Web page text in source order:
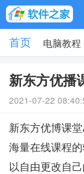
首页 电脑教程
新东方优播
2021-07-22
新东方优博课
海量在线课程
以自由更改自